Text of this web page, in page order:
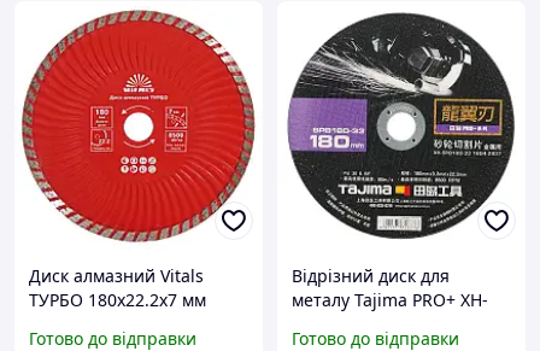
Диск алмазний Vitals
ТУРБО 180х22.2х7 мм
Готово до відправки
Відрізний диск для
металу Tajima PRO+ XH-
Готово до відправки